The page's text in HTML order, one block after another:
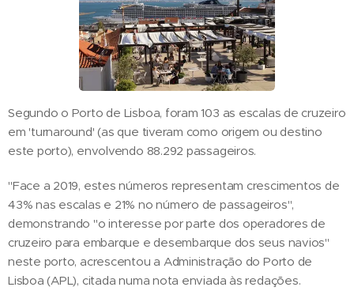
Segundo o Porto de Lisboa, foram 103 as escalas de cruzeiro
em 'turnaround' (as que tiveram como origem ou destino
este porto), envolvendo 88.292 passageiros.
"Face a 2019, estes números representam crescimentos de
43% nas escalas e 21% no número de passageiros",
demonstrando "o interesse por parte dos operadores de
cruzeiro para embarque e desembarque dos seus navios"
neste porto, acrescentou a Administração do Porto de
Lisboa (APL), citada numa nota enviada às redações.